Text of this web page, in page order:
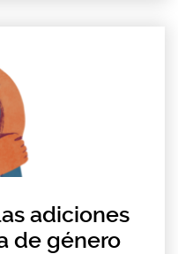
adiciones
de género